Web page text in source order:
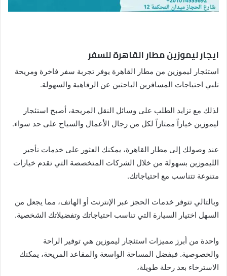
ايجار ليموزين مطار القاهرة للسفر
استئجار ليموزين من مطار القاهرة يوفر تجربة سفر فاخرة ومريحة
تلبي احتياجات المسافرين الباحثين عن الرفاهية والسهولة.
لذلك مع تزايد الطلب على وسائل النقل المريحة، أصبح استئجار
ليموزين خياراً ممتازاً لكل من رجال الأعمال والسياح على حد سواء.
عند وصولك إلى مطار القاهرة، يمكنك العثور على خدمات تأجير
الليموزين بسهولة من خلال الشركات المتخصصة التي تقدم خيارات
متنوعة تتناسب مع احتياجاتك.
وبالتالي تتوفر خدمات الحجز عبر الإنترنت أو الهاتف، مما يجعل من
السهل اختيار السيارة التي تناسب احتياجاتك وتفضيلاتك الشخصية.
واحدة من أبرز مميزات استئجار ليموزين هي توفير الراحة
والخصوصية. فبفضل المساحة الواسعة والمقاعد المريحة، يمكنك
الاسترخاء بعد رحلة طويلة،